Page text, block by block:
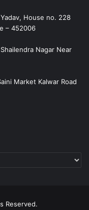
House no. 228
– 452006
Nagar Near
Market Kalwar Road
Reserved.